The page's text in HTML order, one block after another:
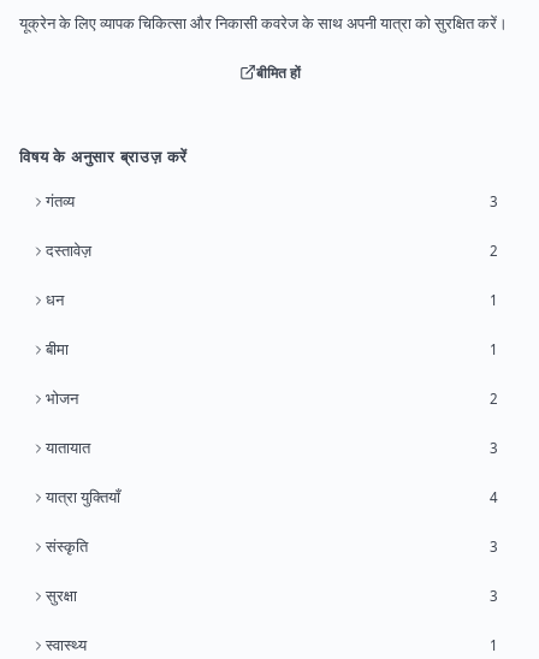
यूक्रेन के लिए व्यापक चिकित्सा और निकासी कवरेज के साथ अपनी यात्रा को सुरक्षित करें।
बीमित हों
विषय के अनुसार ब्राउज़ करें
गंतव्य 3
दस्तावेज़ 2
धन 1
बीमा 1
भोजन 2
यातायात 3
यात्रा युक्तियाँ 4
संस्कृति 3
सुरक्षा 3
स्वास्थ्य 1